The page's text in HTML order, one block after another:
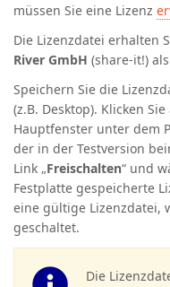
müssen Sie eine Lizenz
Die Lizenzdatei erhalten
River GmbH (share-it!)
Speichern Sie die
(z.B. Desktop). Klicken
Hauptfenster unter dem
der in der Testversion
Link „Freischalten“ und
Festplatte gespeicherte
eine gültige Lizenzdatei,
geschaltet.
Die